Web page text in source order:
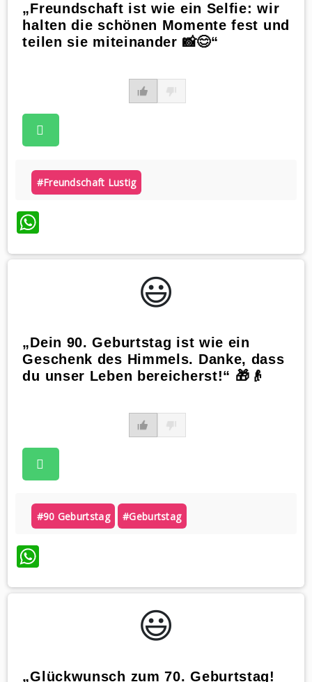
„Freundschaft ist wie ein Selfie: wir
halten die schönen Momente fest und
teilen sie miteinander 📸😊“
#freundschaft Lustig
WhatsApp
😃️
„Dein 90. Geburtstag ist wie ein
Geschenk des Himmels. Danke, dass
du unser Leben bereicherst!“ 🎁👴
#90 Geburtstag #geburtstag
WhatsApp
😃️
„Glückwunsch zum 70. Geburtstag!